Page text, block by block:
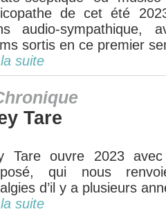
de cet été
audio-sympathique,
sortis en ce premier
suite
Tare
Tare ouvre 2023
qui nous
d’il y a plusieurs
suite